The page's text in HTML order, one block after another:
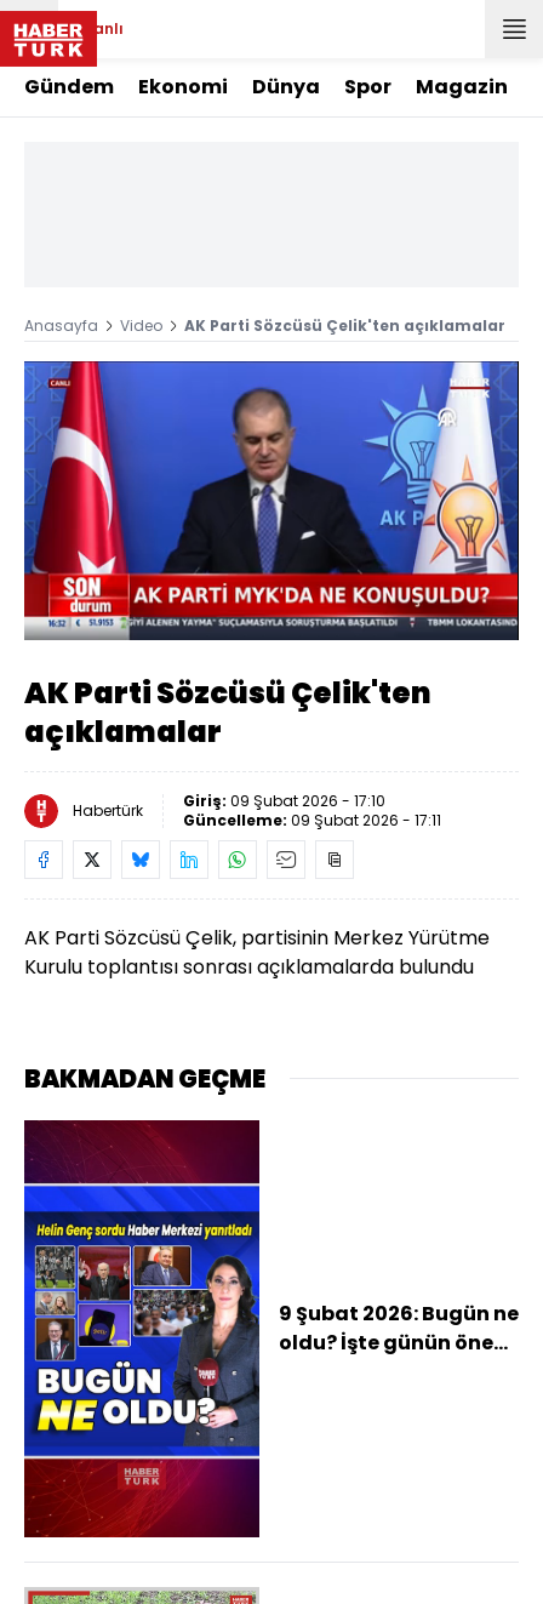
Canlı
Gündem Ekonomi Dünya Spor Magazin
Anasayfa Video AK Parti Sözcüsü Çelik'ten açıklamalar
Sesi
Aç
Yüklendi:
2.45%
Oynatma
Hızı
AK Parti Sözcüsü Çelik'ten
açıklamalar
Habertürk Giriş: 09 Şubat 2026 - 17:10
Güncelleme: 09 Şubat 2026 - 17:11
AK Parti Sözcüsü Çelik, partisinin Merkez Yürütme
Kurulu toplantısı sonrası açıklamalarda bulundu
BAKMADAN GEÇME
9 Şubat 2026: Bugün ne
oldu? İşte günün öne